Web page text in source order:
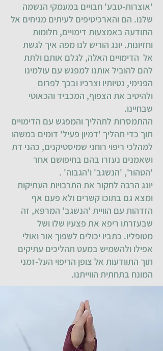
'אוצרות-טבע' חבויים במעמקי הנשמה
שלנו. הם והארכיטיפים לעיתים מגיחים אל
התודעה באמצעות דימויים, חלומות
וחזיונות. יונג הוריש לנו מפה איך לגשת
אל הדימויים האלה, לגלם אותם ולתת
להם להוביל אותנו למפגש עם עולמינו
הפנימי, נטיותיו וצרכיו ובכך לפרום
ולהיטיב את הצפוף, המכביד והכאוטי
שבחיינו.
ההתמסרות לתהליך והמפגש עם הדימויים
תוך כדי תהליך 'דמיון פעיל' דומים במשהו
למהלכי ריפוי רוחני שמיסטיקנים, כהני דת
ושאמנים נעזרו בהם בחיפושם אחר
'הטהור', 'הנשגב' ו'הגבוה' .
יונג הרבה לחקור את התרבויות העתיקות
ומצא גם בתוכו קשרים ולא פעם אף
הזדהות עם הוויית 'הנשגב' המרפא, זה
שבעזרתו ריפא את פצעיו שלו ושל
מטופליו. כתביו יכולים לשפוך אור ואולי
אפילו ולהשמיש במעט תהליכים עתיקים
תוך התוודעות אל צופן הריפוי העל-זמני
המונח בתחתית הווייתנו.